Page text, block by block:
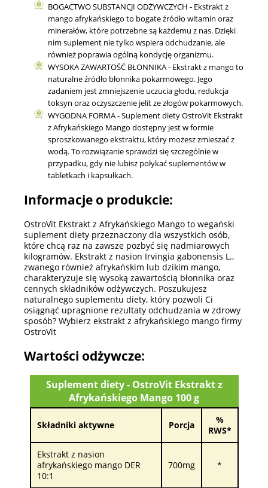
BOGACTWO SUBSTANCJI ODŻYWCZYCH - Ekstrakt z
mango afrykańskiego to bogate źródło witamin oraz
minerałów, które potrzebne są każdemu z nas. Dzięki
nim suplement nie tylko wspiera odchudzanie, ale
również poprawia ogólną kondycję organizmu.
WYSOKA ZAWARTOŚĆ BŁONNIKA - Ekstrakt z mango to
naturalne źródło błonnika pokarmowego. Jego
zadaniem jest zmniejszenie uczucia głodu, redukcja
toksyn oraz oczyszczenie jelit ze złogów pokarmowych.
WYGODNA FORMA - Suplement diety OstroVit Ekstrakt
z Afrykańskiego Mango dostępny jest w formie
sproszkowanego ekstraktu, który możesz zmieszać z
wodą. To rozwiązanie sprawdzi się szczególnie w
przypadku, gdy nie lubisz połykać suplementów w
tabletkach i kapsułkach.
Informacje o produkcie:
OstroVit Ekstrakt z Afrykańskiego Mango to wegański
suplement diety przeznaczony dla wszystkich osób,
które chcą raz na zawsze pozbyć się nadmiarowych
kilogramów. Ekstrakt z nasion Irvingia gabonensis L.,
zwanego również afrykańskim lub dzikim mango,
charakteryzuje się wysoką zawartością błonnika oraz
cennych składników odżywczych. Poszukujesz
naturalnego suplementu diety, który pozwoli Ci
osiągnąć upragnione rezultaty odchudzania w zdrowy
sposób? Wybierz ekstrakt z afrykańskiego mango firmy
OstroVit
Wartości odżywcze:
Suplement diety - OstroVit Ekstrakt z
Afrykańskiego Mango 100 g
Składniki aktywne Porcja
%
RWS*
Ekstrakt z nasion
afrykańskiego mango DER
10:1
700mg *